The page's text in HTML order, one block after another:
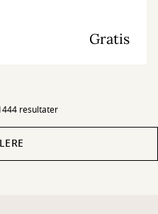
Gratis
resultater